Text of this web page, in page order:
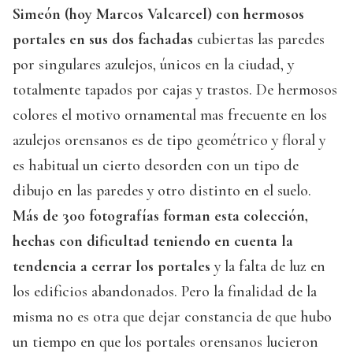
Simeón (hoy Marcos Valcarcel) con hermosos
portales en sus dos fachadas cubiertas las paredes
por singulares azulejos, únicos en la ciudad, y
totalmente tapados por cajas y trastos. De hermosos
colores el motivo ornamental mas frecuente en los
azulejos orensanos es de tipo geométrico y floral y
es habitual un cierto desorden con un tipo de
dibujo en las paredes y otro distinto en el suelo.
Más de 300 fotografías forman esta colección,
hechas con dificultad teniendo en cuenta la
tendencia a cerrar los portales y la falta de luz en
los edificios abandonados. Pero la finalidad de la
misma no es otra que dejar constancia de que hubo
un tiempo en que los portales orensanos lucieron